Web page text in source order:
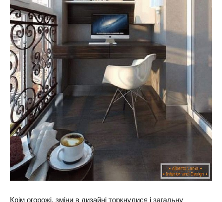
Крім огорожі, зміни в дизайні торкнулися і загальну